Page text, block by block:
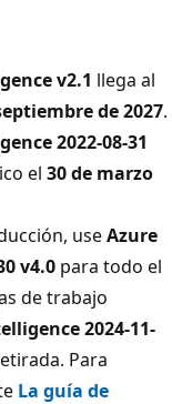
v2.1 llega al
de 2027.
2022-08-31
el 30 de marzo
useAzure
v4.0 para todo el
de trabajo
2024-11-
Para
La guía de